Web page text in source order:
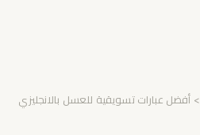
> أفضل عبارات تسويقية للعسل بالانجليزي